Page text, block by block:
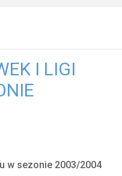
I LIGI
w sezonie 2003/2004